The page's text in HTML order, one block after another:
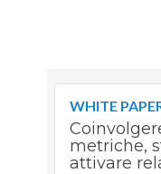
WHITE
metriche,
attivare